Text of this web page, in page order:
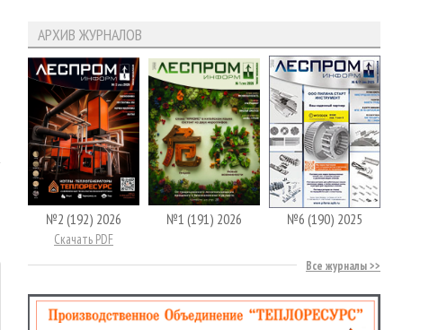
АРХИВ ЖУРНАЛОВ
№2 (192) 2026
Скачать PDF
№1 (191) 2026 №6 (190) 2025
Все журналы